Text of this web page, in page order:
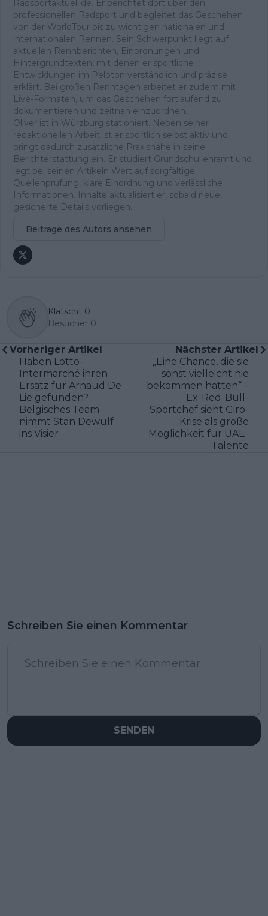
Radsportaktuell.de. Er berichtet dort über den
professionellen Radsport und begleitet das Geschehen
von der WorldTour bis zu wichtigen nationalen und
internationalen Rennen. Sein Schwerpunkt liegt auf
aktuellen Rennberichten, Einordnungen und
Hintergrundtexten, mit denen er sportliche
Entwicklungen im Peloton verständlich und präzise
erklärt. Bei großen Renntagen arbeitet er zudem mit
Live-Formaten, um das Geschehen fortlaufend zu
dokumentieren und zeitnah einzuordnen.
Oliver ist in Würzburg stationiert. Neben seiner
redaktionellen Arbeit ist er sportlich selbst aktiv und
bringt dadurch zusätzliche Praxisnähe in seine
Berichterstattung ein. Er studiert Grundschullehramt und
legt bei seinen Artikeln Wert auf sorgfältige
Quellenprüfung, klare Einordnung und verlässliche
Informationen. Inhalte aktualisiert er, sobald neue,
gesicherte Details vorliegen.
Beiträge des Autors ansehen
Klatscht 0
Besucher 0
Vorheriger Artikel
Haben Lotto-
Intermarché ihren
Ersatz für Arnaud De
Lie gefunden?
Belgisches Team
nimmt Stan Dewulf
ins Visier
Nächster Artikel
„Eine Chance, die sie
sonst vielleicht nie
bekommen hätten“ –
Ex-Red-Bull-
Sportchef sieht Giro-
Krise als große
Möglichkeit für UAE-
Talente
Schreiben Sie einen Kommentar
SENDEN